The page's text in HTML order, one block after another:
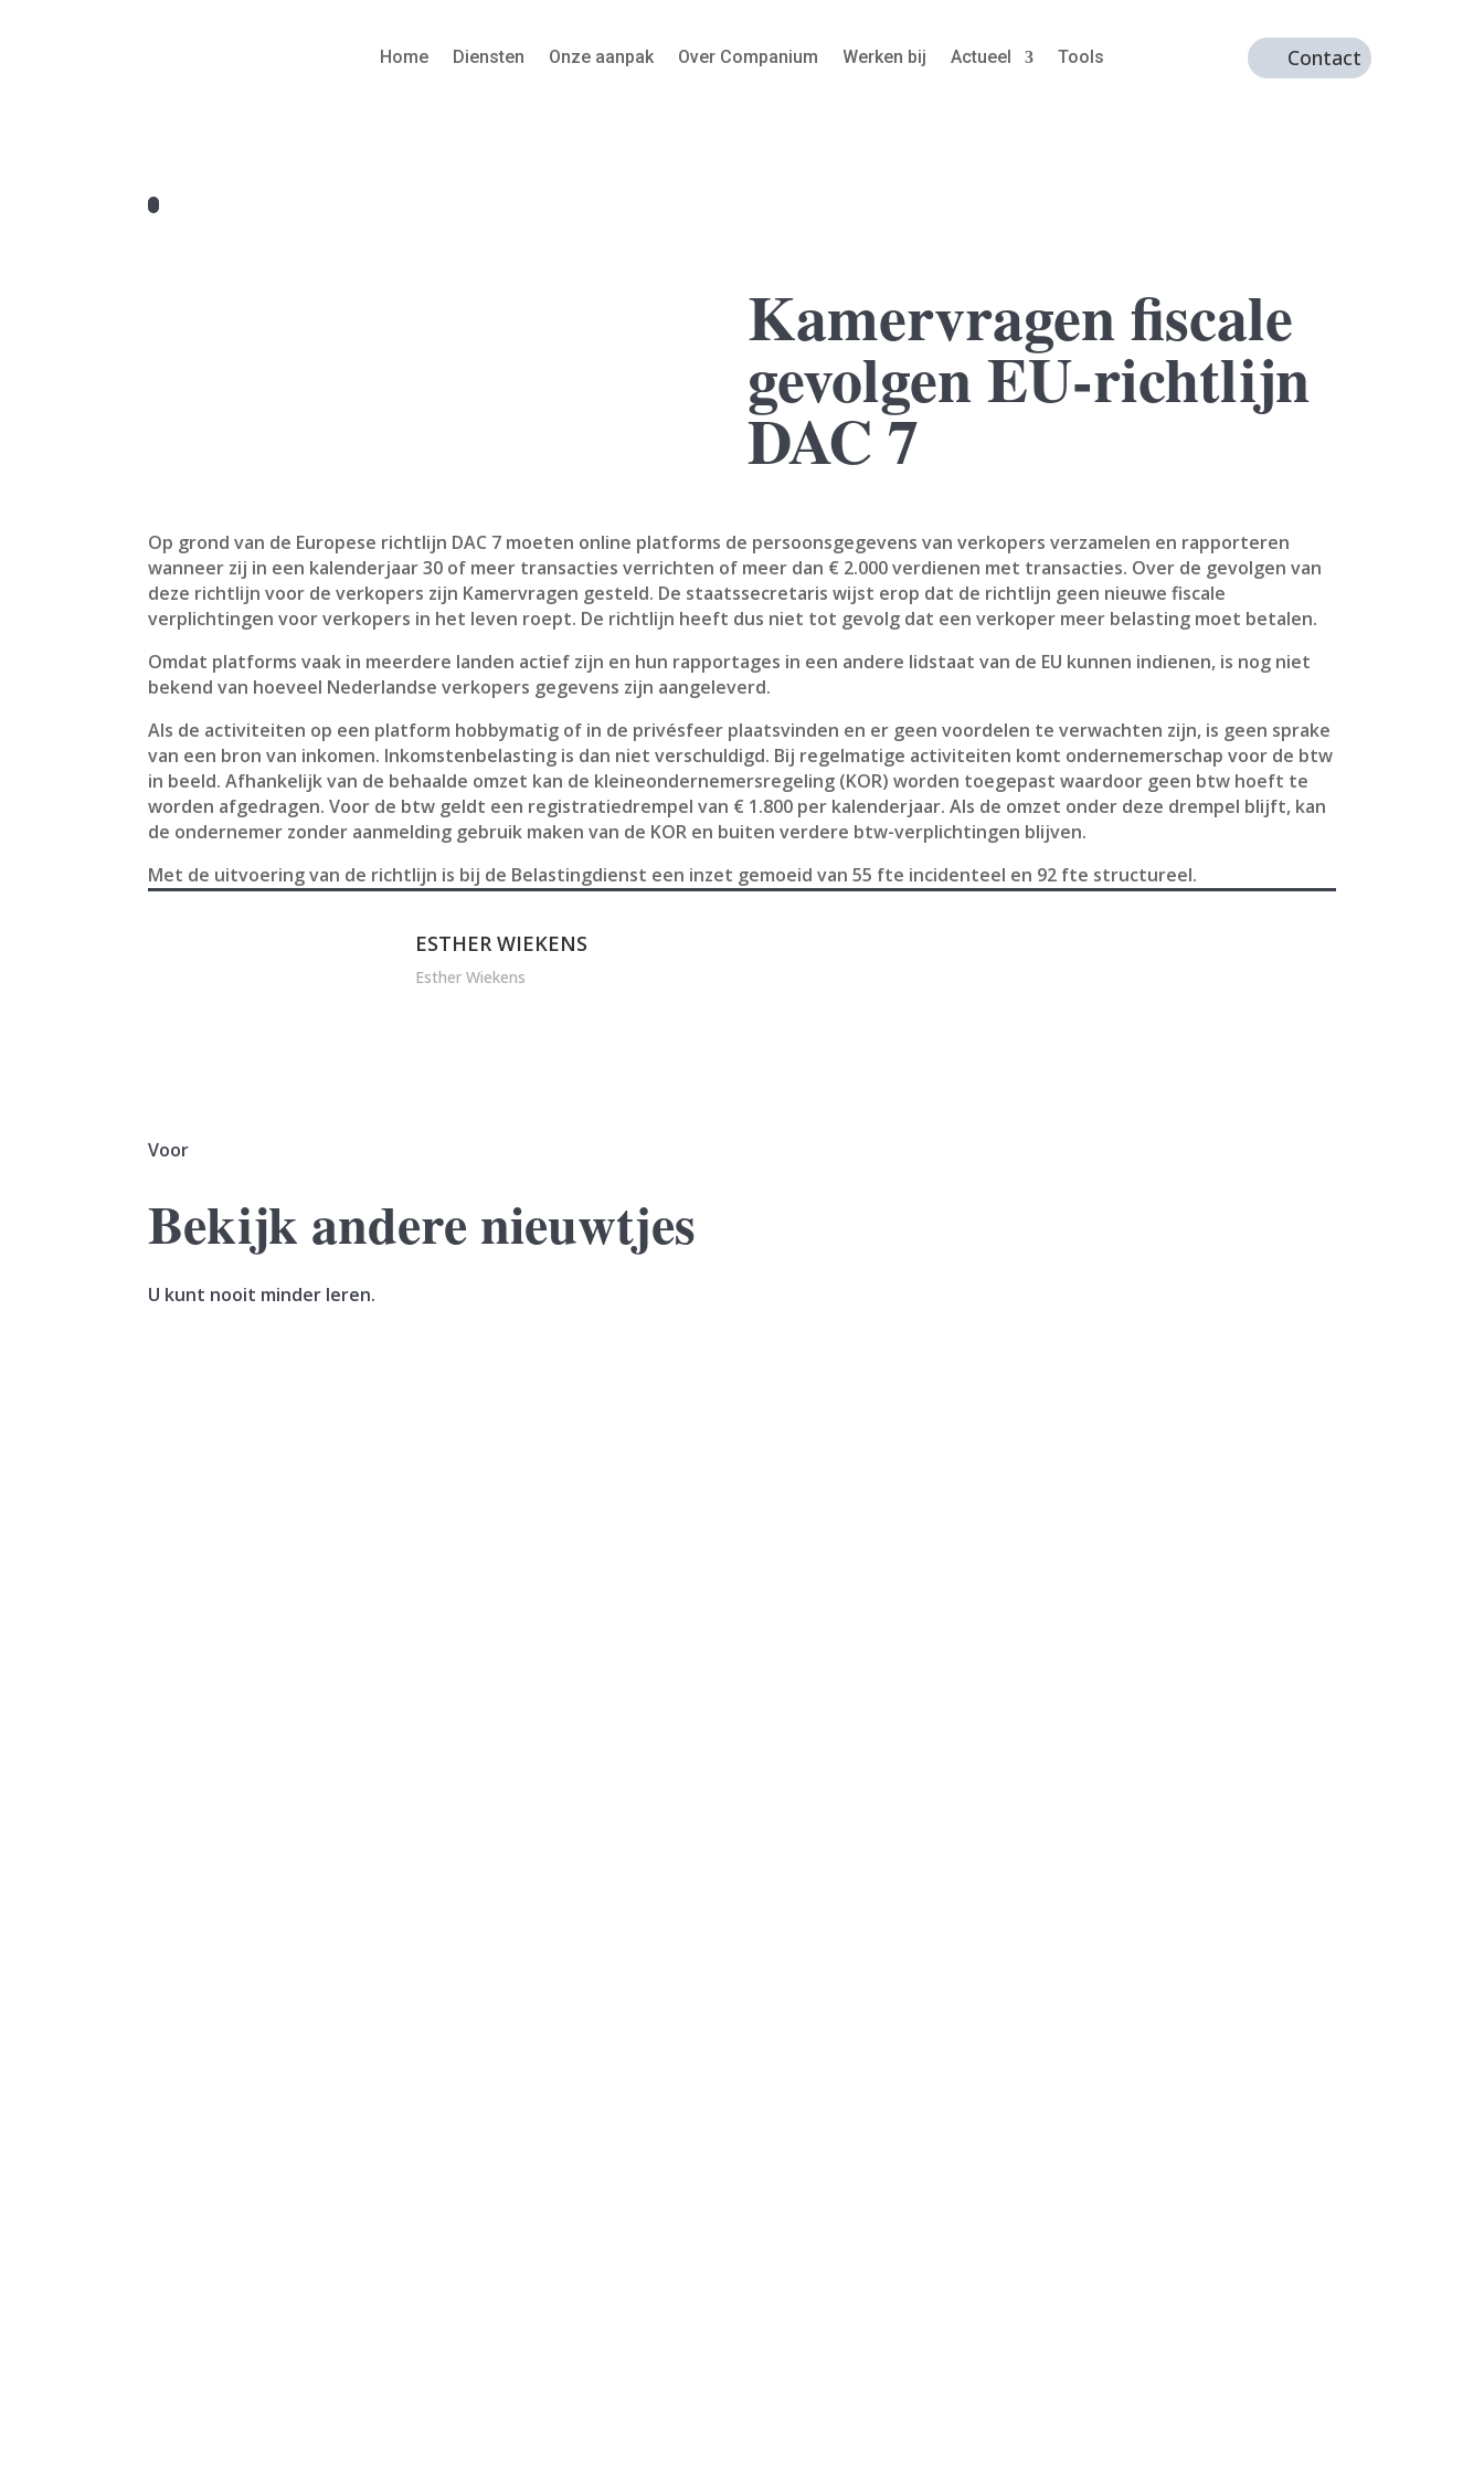
Home Diensten Onze aanpak Over Companium Werken bij Actueel Tools Contact
Kamervragen fiscale
gevolgen EU-richtlijn
DAC 7
Op grond van de Europese richtlijn DAC 7 moeten online platforms de persoonsgegevens van verkopers verzamelen en rapporteren
wanneer zij in een kalenderjaar 30 of meer transacties verrichten of meer dan € 2.000 verdienen met transacties. Over de gevolgen van
deze richtlijn voor de verkopers zijn Kamervragen gesteld. De staatssecretaris wijst erop dat de richtlijn geen nieuwe fiscale
verplichtingen voor verkopers in het leven roept. De richtlijn heeft dus niet tot gevolg dat een verkoper meer belasting moet betalen.
Omdat platforms vaak in meerdere landen actief zijn en hun rapportages in een andere lidstaat van de EU kunnen indienen, is nog niet
bekend van hoeveel Nederlandse verkopers gegevens zijn aangeleverd.
Als de activiteiten op een platform hobbymatig of in de privésfeer plaatsvinden en er geen voordelen te verwachten zijn, is geen sprake
van een bron van inkomen. Inkomstenbelasting is dan niet verschuldigd. Bij regelmatige activiteiten komt ondernemerschap voor de btw
in beeld. Afhankelijk van de behaalde omzet kan de kleineondernemersregeling (KOR) worden toegepast waardoor geen btw hoeft te
worden afgedragen. Voor de btw geldt een registratiedrempel van € 1.800 per kalenderjaar. Als de omzet onder deze drempel blijft, kan
de ondernemer zonder aanmelding gebruik maken van de KOR en buiten verdere btw-verplichtingen blijven.
Met de uitvoering van de richtlijn is bij de Belastingdienst een inzet gemoeid van 55 fte incidenteel en 92 fte structureel.
ESTHER WIEKENS
Esther Wiekens
Voor
Bekijk andere nieuwtjes
U kunt nooit minder leren.